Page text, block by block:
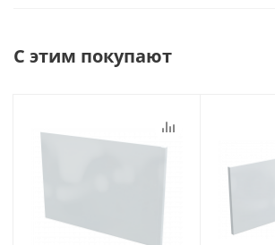
С этим покупают